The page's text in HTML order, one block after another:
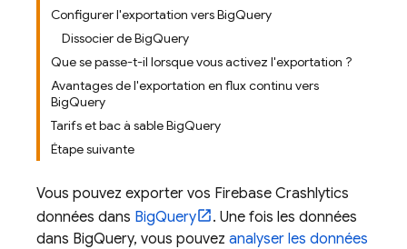
Configurer l'exportation vers BigQuery
Dissocier de BigQuery
Que se passe-t-il lorsque vous activez l'exportation ?
Avantages de l'exportation en flux continu vers
BigQuery
Tarifs et bac à sable BigQuery
Étape suivante
Vous pouvez exporter vos Firebase Crashlytics
données dans BigQuery
. Une fois les données
dans BigQuery, vous pouvez analyser les données